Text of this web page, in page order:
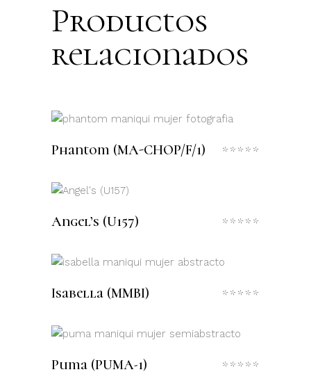
Productos
relacionados
LEER MÁS
Phantom (MA-CHOP/F/1)
LEER MÁS
Angel’s (U157)
de
LEER MÁS
Isabella (MMBI)
de
LEER MÁS
Puma (PUMA-1)